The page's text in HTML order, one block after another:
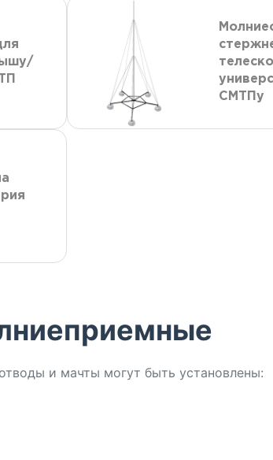
СМТПу
и мачты могут быть установлены: